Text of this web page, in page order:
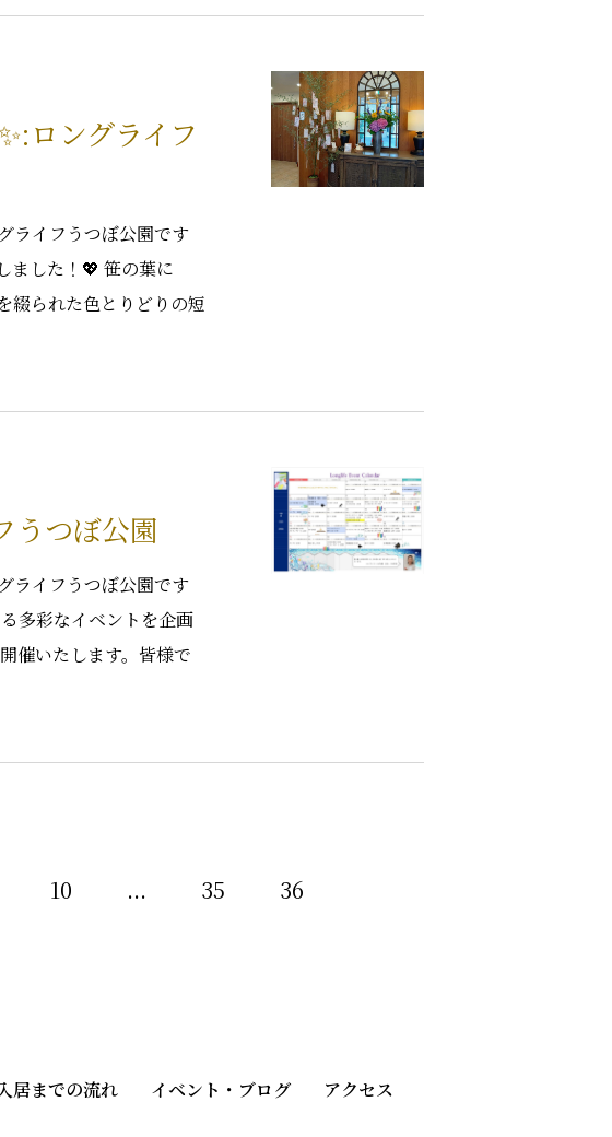
ロングライフ
ライフうつぼ公園です
ました！💖 笹の葉に
綴られた色とりどりの短
うつぼ公園
ライフうつぼ公園です
多彩なイベントを企画
催いたします。皆様で
10 ... 35 36
居までの流れ イベント・ブログ アクセス